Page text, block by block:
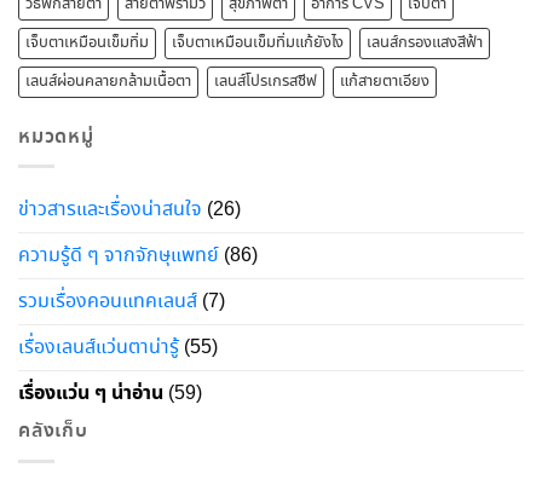
เจ็บตาเหมือนเข็มทิ่ม
เจ็บตาเหมือนเข็มทิ่มแก้ยังไง
เลนส์กรองแสงสีฟ้า
เลนส์ผ่อนคลายกล้ามเนื้อตา
เลนส์โปรเกรสซีฟ แก้สายตาเอียง
หมวดหมู่
ข่าวสารและเรื่องน่าสนใจ (26)
ความรู้ดี ๆ จากจักษุแพทย์ (86)
รวมเรื่องคอนแทคเลนส์ (7)
เรื่องเลนส์แว่นตาน่ารู้ (55)
เรื่องแว่น ๆ น่าอ่าน (59)
คลังเก็บ